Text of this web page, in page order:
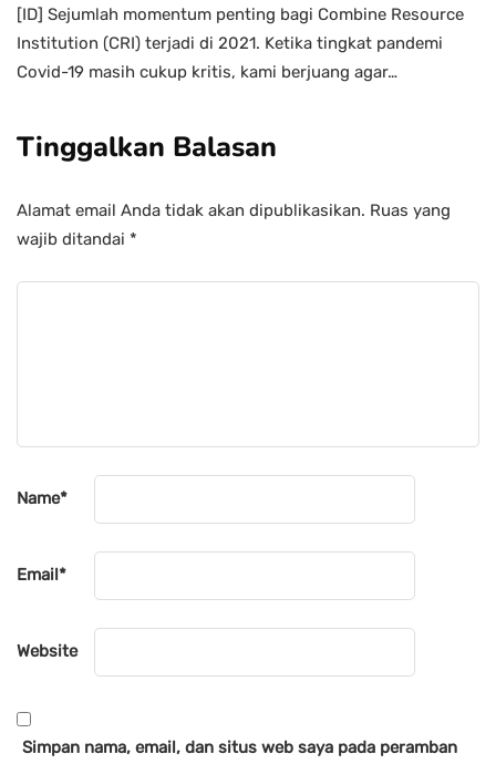
[ID] Sejumlah momentum penting bagi Combine Resource
Institution (CRI) terjadi di 2021. Ketika tingkat pandemi
Covid-19 masih cukup kritis, kami berjuang agar…
Tinggalkan Balasan
Alamat email Anda tidak akan dipublikasikan. Ruas yang
wajib ditandai *
Name*
Email*
Website
Simpan nama, email, dan situs web saya pada peramban